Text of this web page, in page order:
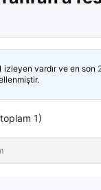
izleyen vardır ve en son
1)